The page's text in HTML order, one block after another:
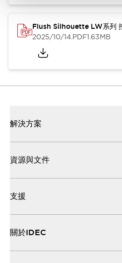
Flush Silhouette LW系列
2025/10/14.PDF1.63MB
解決方案
資源與文件
支援
關於IDEC